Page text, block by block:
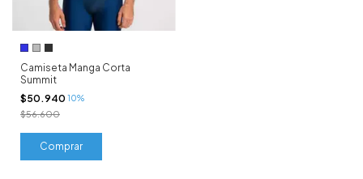
Camiseta Manga Corta
Summit
$50.940 10%
$56.600
Comprar